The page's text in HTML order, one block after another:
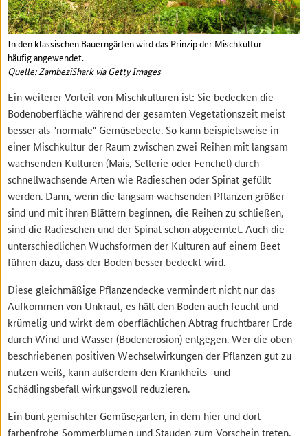
In den klassischen Bauerngärten wird das Prinzip der Mischkultur
häufig angewendet.
Quelle: ZambeziShark via Getty Images
Ein weiterer Vorteil von Mischkulturen ist: Sie bedecken die
Bodenoberfläche während der gesamten Vegetationszeit meist
besser als "normale" Gemüsebeete. So kann beispielsweise in
einer Mischkultur der Raum zwischen zwei Reihen mit langsam
wachsenden Kulturen (Mais, Sellerie oder Fenchel) durch
schnellwachsende Arten wie Radieschen oder Spinat gefüllt
werden. Dann, wenn die langsam wachsenden Pflanzen größer
sind und mit ihren Blättern beginnen, die Reihen zu schließen,
sind die Radieschen und der Spinat schon abgeerntet. Auch die
unterschiedlichen Wuchsformen der Kulturen auf einem Beet
führen dazu, dass der Boden besser bedeckt wird.
Diese gleichmäßige Pflanzendecke vermindert nicht nur das
Aufkommen von Unkraut, es hält den Boden auch feucht und
krümelig und wirkt dem oberflächlichen Abtrag fruchtbarer Erde
durch Wind und Wasser (Bodenerosion) entgegen. Wer die oben
beschriebenen positiven Wechselwirkungen der Pflanzen gut zu
nutzen weiß, kann außerdem den Krankheits- und
Schädlingsbefall wirkungsvoll reduzieren.
Ein bunt gemischter Gemüsegarten, in dem hier und dort
farbenfrohe Sommerblumen und Stauden zum Vorschein treten,